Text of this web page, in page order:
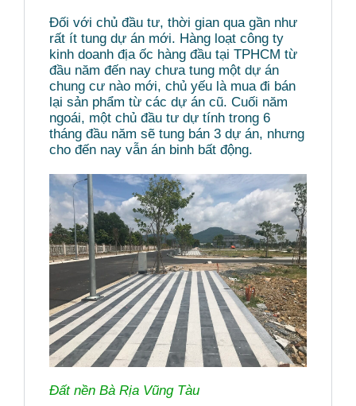
Đối với chủ đầu tư, thời gian qua gần như
rất ít tung dự án mới. Hàng loạt công ty
kinh doanh địa ốc hàng đầu tại TPHCM từ
đầu năm đến nay chưa tung một dự án
chung cư nào mới, chủ yếu là mua đi bán
lại sản phẩm từ các dự án cũ. Cuối năm
ngoái, một chủ đầu tư dự tính trong 6
tháng đầu năm sẽ tung bán 3 dự án, nhưng
cho đến nay vẫn án binh bất động.
Đất nền Bà Rịa Vũng Tàu